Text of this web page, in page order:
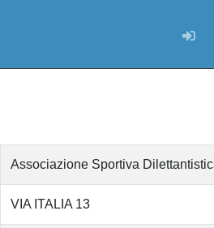
Associazione Sportiva
VIA ITALIA 13